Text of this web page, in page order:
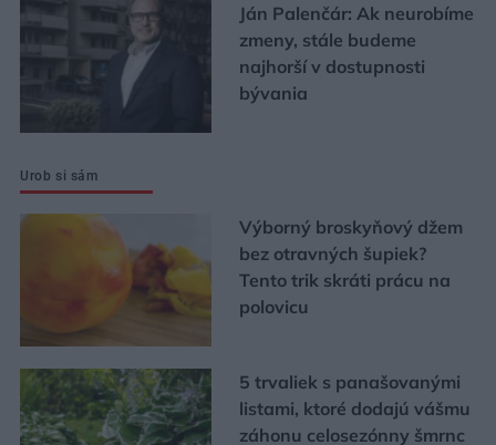
Ján Palenčár: Ak neurobíme
zmeny, stále budeme
najhorší v dostupnosti
bývania
Urob si sám
Výborný broskyňový džem
bez otravných šupiek?
Tento trik skráti prácu na
polovicu
5 trvaliek s panašovanými
listami, ktoré dodajú vášmu
záhonu celosezónny šmrnc